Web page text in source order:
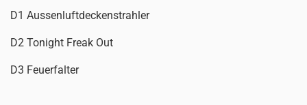
D1 Aussenluftdeckenstrahler
D2 Tonight Freak Out
D3 Feuerfalter